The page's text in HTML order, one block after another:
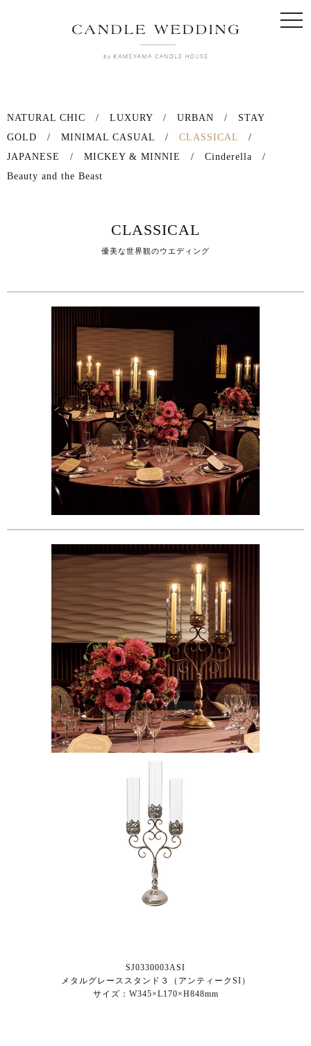
NATURAL CHIC / LUXURY / URBAN / STAY
GOLD / MINIMAL CASUAL / CLASSICAL /
JAPANESE
/ MICKEY & MINNIE / Cinderella /
Beauty and the Beast
CLASSICAL
優美な世界観のウエディング
SJ0330003ASI
メタルグレーススタンド３（アンティークSI）
サイズ：W345×L170×H848mm